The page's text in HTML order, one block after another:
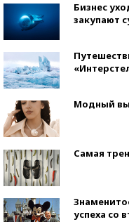
Бизнес
закупают
Модный
Самая
успеха со